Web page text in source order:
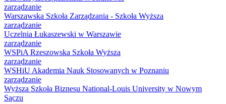
zarządzanie
Warszawska Szkoła Zarządzania - Szkoła Wyższa
zarządzanie
Uczelnia Łukaszewski w Warszawie
zarządzanie
WSPiA Rzeszowska Szkoła Wyższa
zarządzanie
WSHiU Akademia Nauk Stosowanych w Poznaniu
zarządzanie
Wyższa Szkoła Biznesu National-Louis University w Nowym
Sączu